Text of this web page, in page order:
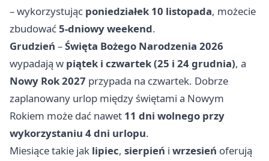
– wykorzystując poniedziałek 10 listopada, możecie
zbudować5-dniowy weekend.
Grudzień –Święta Bożego Narodzenia 2026
wypadają w piątek i czwartek (25 i 24 grudnia), a
Nowy Rok 2027 przypada na czwartek. Dobrze
zaplanowany urlop między świętami a Nowym
Rokiem może dać nawet 11 dni wolnego przy
wykorzystaniu 4 dni urlopu.
Miesiące takie jak lipiec, sierpień i wrzesień oferują